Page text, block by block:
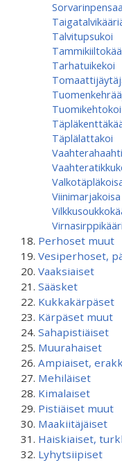
Talvitupsukoi
Tarhatuikekoi
Tuomikehtokoi
Täplälattakoi
Viinimarjakoisa
Perhoset muut
Vesiperhoset,
Vaaksiaiset
Sääsket
Kukkakärpäset
Kärpäset muut
Sahapistiäiset
Muurahaiset
Ampiaiset,
Mehiläiset
Kimalaiset
Pistiäiset muut
Maakiitäjäiset
Haiskiaiset,
Lyhytsiipiset